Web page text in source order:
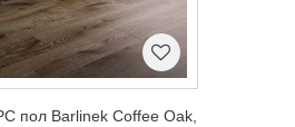
пол Barlinek Coffee Oak,